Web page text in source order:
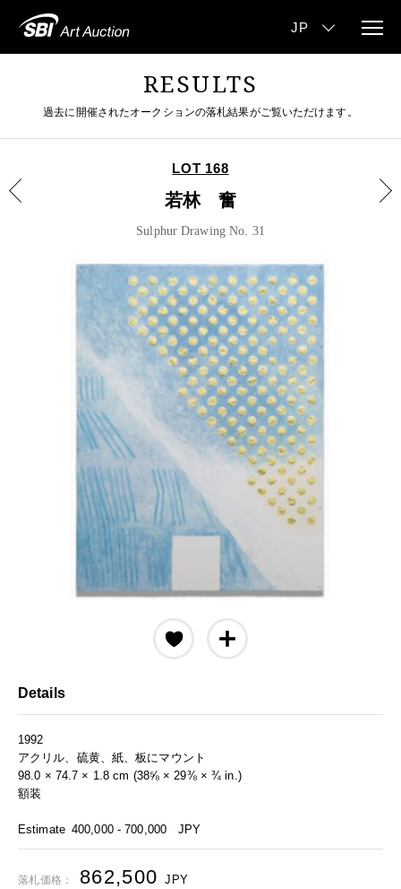
RESULTS
過去に開催されたオークションの落札結果がご覧いただけます。
LOT 168
若林 奮
Sulphur Drawing No. 31
Details
1992
アクリル、硫黄、紙、板にマウント
98.0 × 74.7 × 1.8 cm (38⅝ × 29⅜ × ¾ in.)
額装
Estimate 400,000 - 700,000 JPY
落札価格： 862,500 JPY